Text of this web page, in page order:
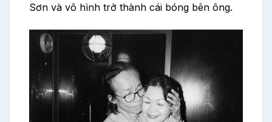
Sơn và vô hình trở thành cái bóng bên ông.